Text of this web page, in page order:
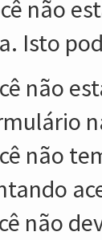
não
Isto
não
não
não